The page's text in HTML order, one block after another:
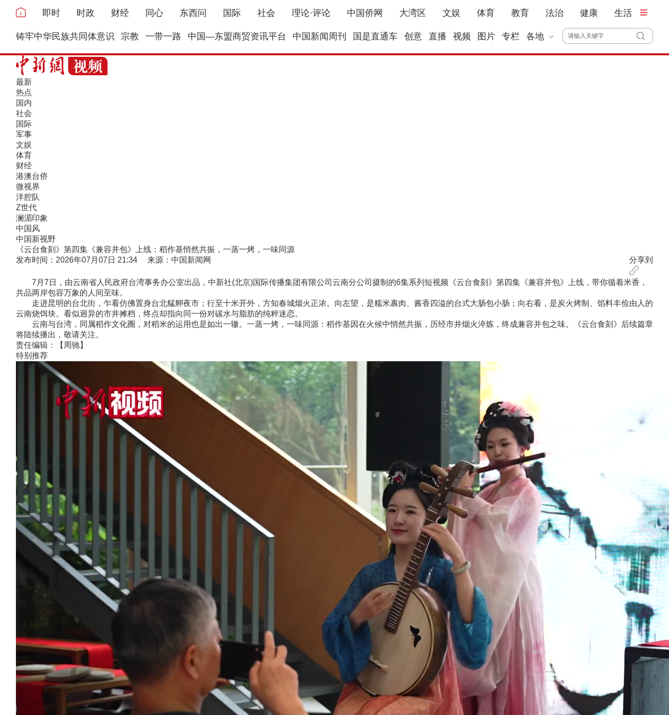
即时 时政 财经 同心 东西问 国际 社会 理论·评论 中国侨网 大湾区 文娱 体育 教育 法治 健康 生活
铸牢中华民族共同体意识 宗教 一带一路 中国—东盟商贸资讯平台 中国新闻周刊 国是直通车 创意 直播 视频 图片 专栏 各地
最新
热点
国内
社会
国际
军事
文娱
体育
财经
港澳台侨
微视界
洋腔队
Z世代
澜湄印象
中国风
中国新视野
《云台食刻》第四集《兼容并包》上线：稻作基悄然共振，一蒸一烤，一味同源
发布时间：2026年07月07日 21:34 来源：中国新闻网
分享到
7月7日，由云南省人民政府台湾事务办公室出品，中新社(北京)国际传播集团有限公司云南分公司摄制的6集系列短视频《云台食刻》第四集《兼容并包》上线，带你循着米香，
共品两岸包容万象的人间至味。
走进昆明的台北街，乍看仿佛置身台北艋舺夜市；行至十米开外，方知春城烟火正浓。向左望，是糯米裹肉、酱香四溢的台式大肠包小肠；向右看，是炭火烤制、馅料丰俭由人的
云南烧饵块。看似迥异的市井摊档，终点却指向同一份对碳水与脂肪的纯粹迷恋。
云南与台湾，同属稻作文化圈，对稻米的运用也是如出一辙。一蒸一烤，一味同源：稻作基因在火候中悄然共振，历经市井烟火淬炼，终成兼容并包之味。《云台食刻》后续篇章
将陆续播出，敬请关注。
责任编辑：【周驰】
特别推荐